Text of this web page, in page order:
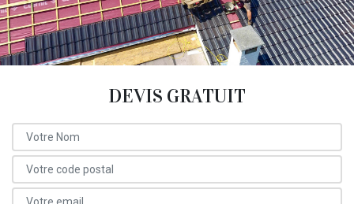
DEVIS GRATUIT